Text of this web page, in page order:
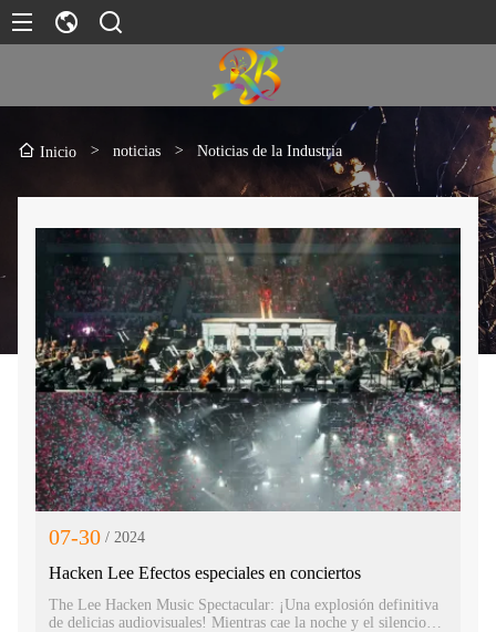
Inicio > noticias > Noticias de la Industria
07-30 / 2024
Hacken Lee Efectos especiales en conciertos
The Lee Hacken Music Spectacular: ¡Una explosión definitiva
de delicias audiovisuales! Mientras cae la noche y el silencio